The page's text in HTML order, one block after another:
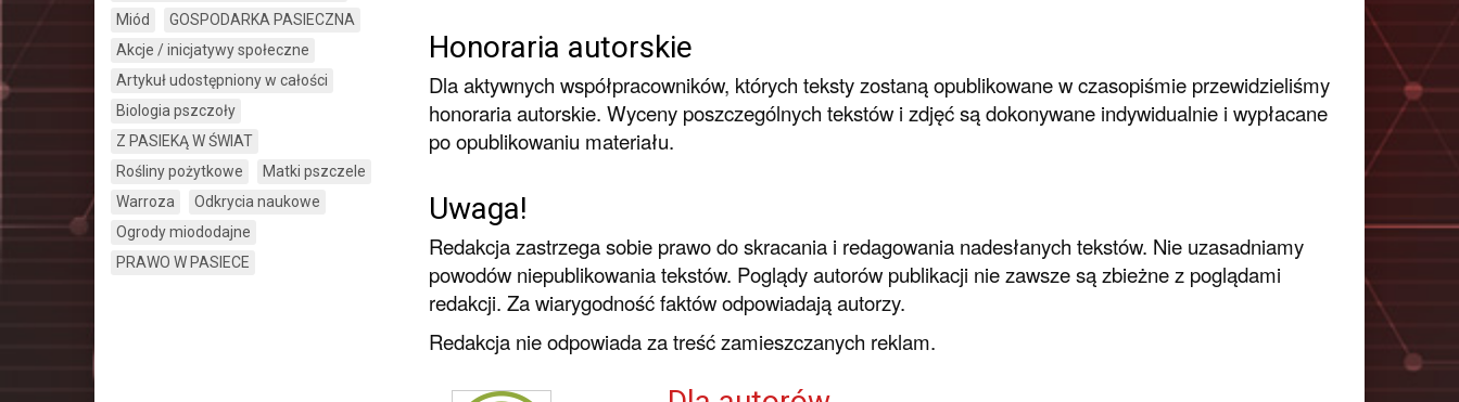
Honoraria autorskie
Dla aktywnych współpracowników, których teksty zostaną opublikowane w czasopiśmie przewidzieliśmy
honoraria autorskie. Wyceny poszczególnych tekstów i zdjęć są dokonywane indywidualnie i wypłacane
po opublikowaniu materiału.
Uwaga!
Redakcja zastrzega sobie prawo do skracania i redagowania nadesłanych tekstów. Nie uzasadniamy
powodów niepublikowania tekstów. Poglądy autorów publikacji nie zawsze są zbieżne z poglądami
redakcji. Za wiarygodność faktów odpowiadają autorzy.
Redakcja nie odpowiada za treść zamieszczanych reklam.
Miód
GOSPODARKA PASIECZNA
Akcje / inicjatywy społeczne
Artykuł udostępniony w całości
Biologia pszczoły
Z PASIEKĄ W ŚWIAT
Rośliny pożytkowe
Matki pszczele
Warroza
Odkrycia naukowe
Ogrody miododajne
PRAWO W PASIECE